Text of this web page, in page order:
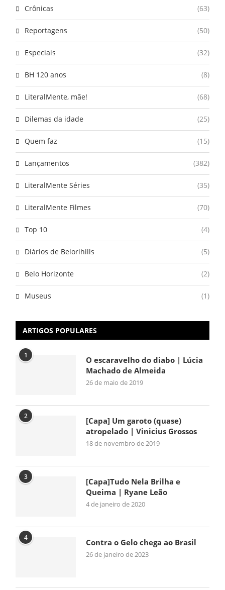
Crônicas (63)
Reportagens (50)
Especiais (32)
BH 120 anos (8)
LiteralMente, mãe! (68)
Dilemas da idade (25)
Quem faz (15)
Lançamentos (382)
LiteralMente Séries (35)
LiteralMente Filmes (70)
Top 10 (4)
Diários de Belorihills (5)
Belo Horizonte (2)
Museus (1)
ARTIGOS POPULARES
1
O escaravelho do diabo | Lúcia
Machado de Almeida
26 de maio de 2019
2
[Capa] Um garoto (quase)
atropelado | Vinicius Grossos
18 de novembro de 2019
3
[Capa]Tudo Nela Brilha e
Queima | Ryane Leão
4 de janeiro de 2020
4 Contra o Gelo chega ao Brasil
26 de janeiro de 2023